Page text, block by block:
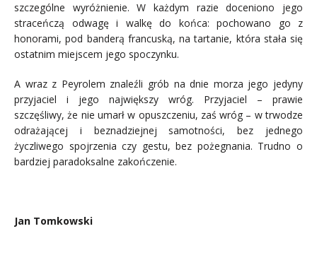
szczególne wyróżnienie. W każdym razie doceniono jego
straceńczą odwagę i walkę do końca: pochowano go z
honorami, pod banderą francuską, na tartanie, która stała się
ostatnim miejscem jego spoczynku.
A wraz z Peyrolem znaleźli grób na dnie morza jego jedyny
przyjaciel i jego największy wróg. Przyjaciel – prawie
szczęśliwy, że nie umarł w opuszczeniu, zaś wróg – w trwodze
odrażającej i beznadziejnej samotności, bez jednego
życzliwego spojrzenia czy gestu, bez pożegnania. Trudno o
bardziej paradoksalne zakończenie.
Jan Tomkowski